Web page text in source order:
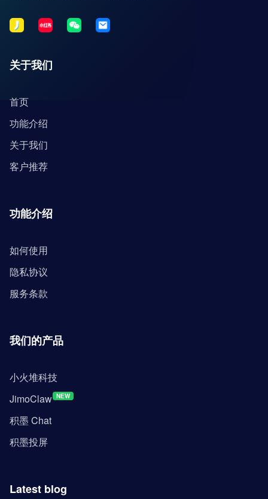
关于我们
首页
功能介绍
关于我们
客户推荐
功能介绍
如何使用
隐私协议
服务条款
我们的产品
小火堆科技
JimoClaw NEW
积墨 Chat
积墨投屏
Latest blog